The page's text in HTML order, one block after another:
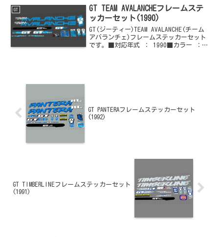
GT
GT TEAM AVALANCHEフレームステ
ッカーセット(1990)
GT(ジーティー)TEAM AVALANCHE(チーム
アバランチェ)フレームステッカーセット
です。■対応年式 ： 1990■カラー ：
GT PANTERAフレームステッカーセット
(1992)
GT TIMBERLINEフレームステッカーセット
(1991)